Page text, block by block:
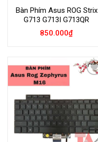
Bàn Phím Asus ROG Strix
G713 G713I G713QR
850.000₫